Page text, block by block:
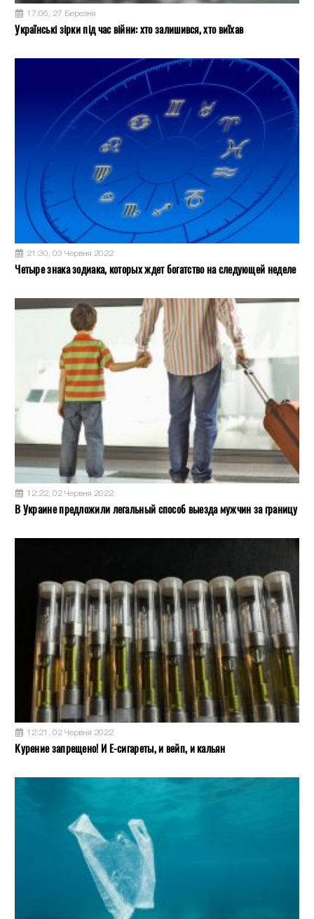
17:06, 27 Березня
Українські зірки під час війни: хто залишився, хто виїхав
21:30, 03 Червня 2022
Четыре знака зодиака, которых ждет богатство на следующей неделе
12:22, 02 Червня 2022
В Украине предложили легальный способ выезда мужчин за границу
12:21, 02 Червня 2022
Курение запрещено! И Е-сигареты, и вейп, и кальян